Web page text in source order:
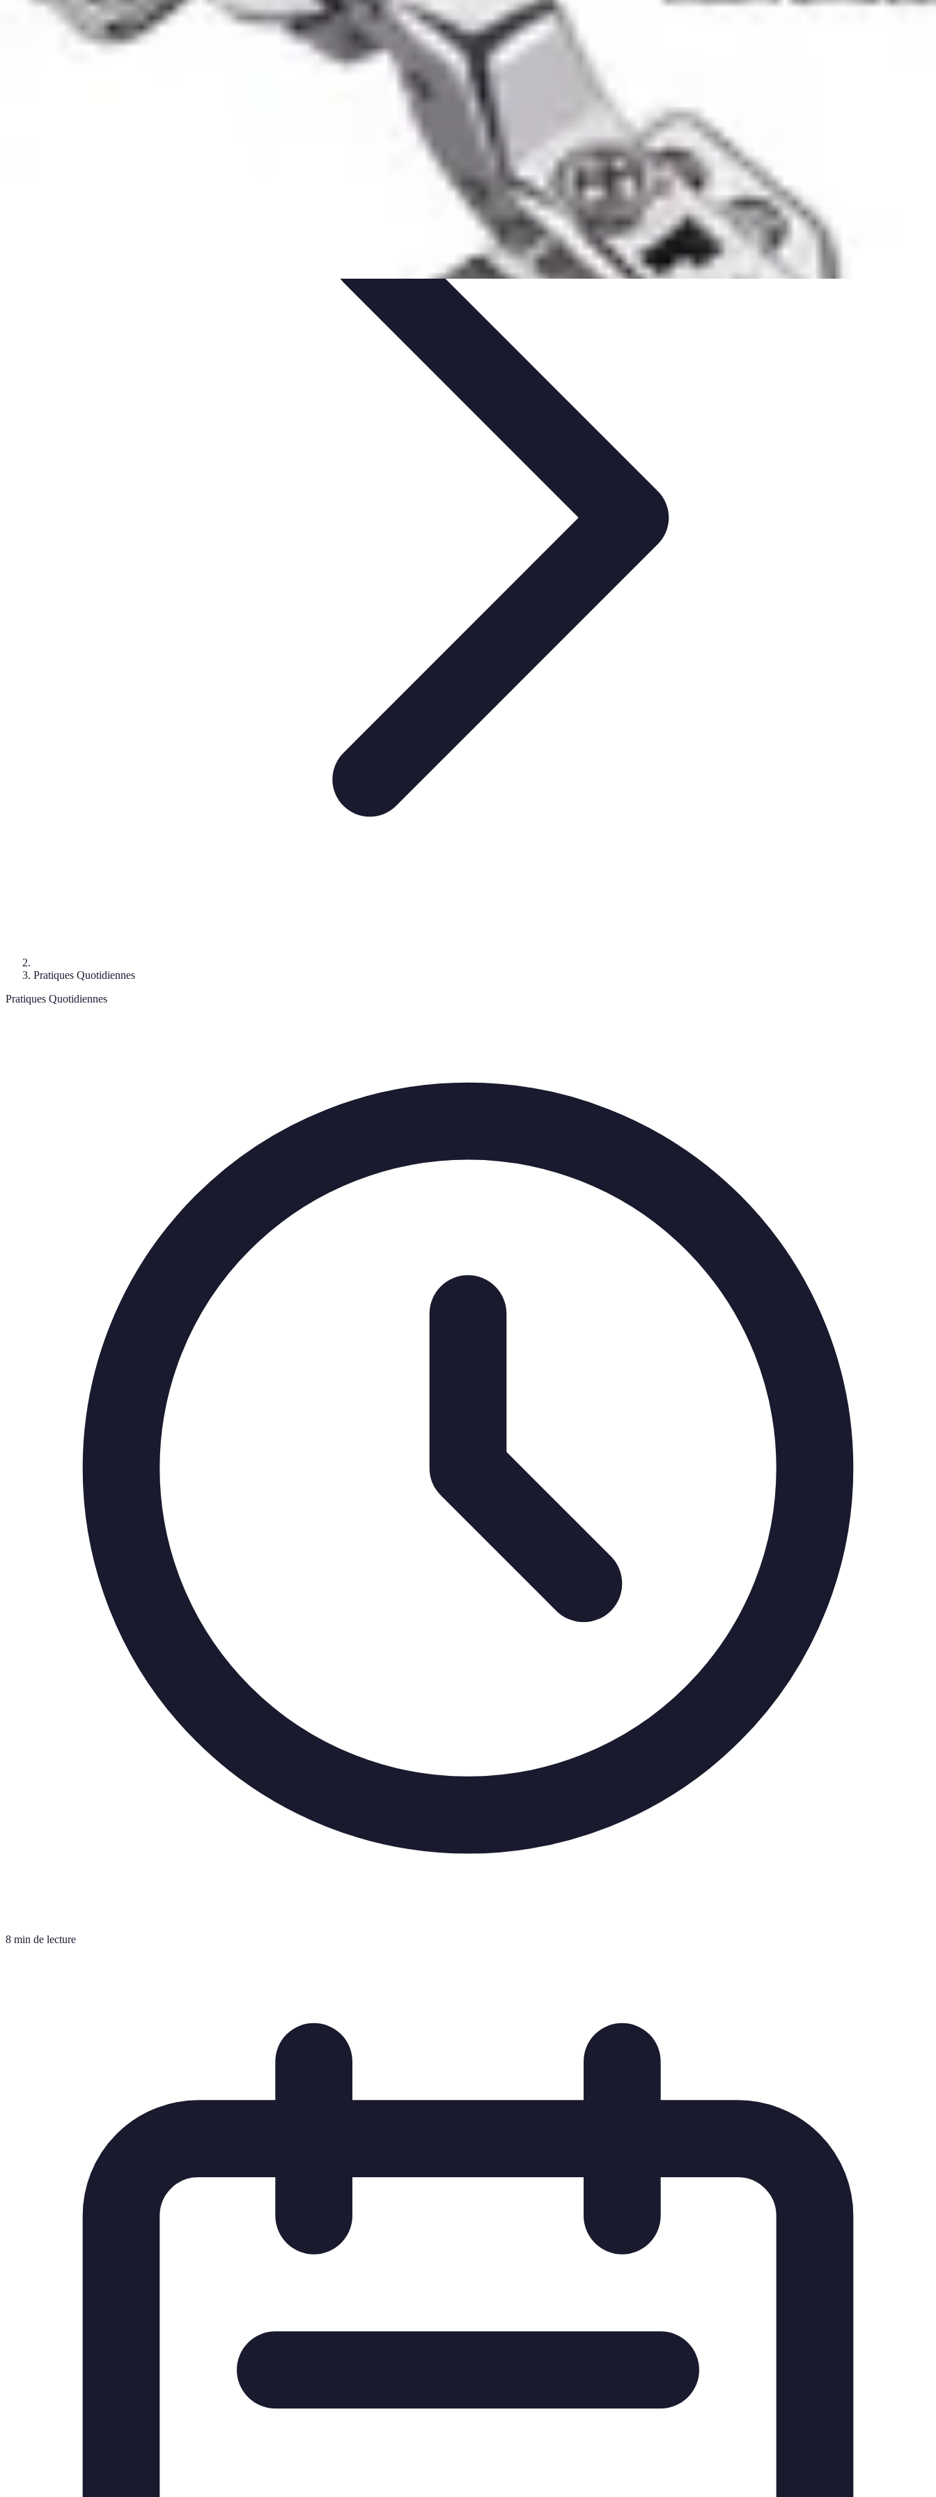
Rituels Coréens
Purification et Bien-êtreFamille et Relations Bien-êtreRituels et Succès Purification et Spiritualité
Pratiques Quotidiennes
Pratiques Quotidiennes
8 min de lecture